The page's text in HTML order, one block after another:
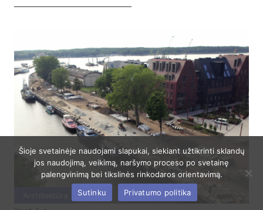
Šioje svetainėje naudojami slapukai, siekiant užtikrinti sklandų
jos naudojimą, veikimą, naršymo proceso po svetainę
palengvinimą bei tikslinės rinkodaros orientavimą.
Sutinku
Privatumo politika